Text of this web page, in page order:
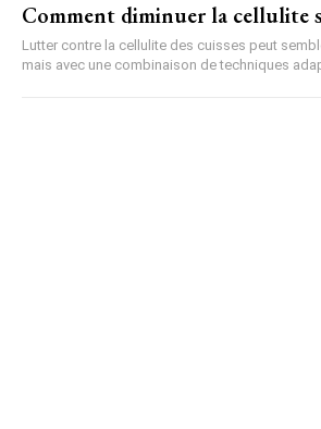
Comment diminuer la cellulite
Lutter contre la cellulite des cuisses peut
mais avec une combinaison de techniques